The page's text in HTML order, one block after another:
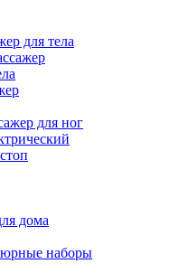
для тела
для ног
дома
наборы